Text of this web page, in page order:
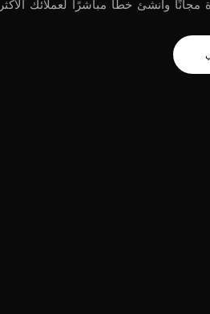
وأنشئ خطًا مباشرًا لعملائك الأكثر